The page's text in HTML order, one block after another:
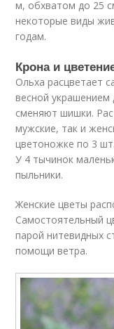
м, обхватом до 25
некоторые виды
годам.
Крона и
Ольха расцветает
весной украшением
сменяют шишки.
мужские, так и
цветоножке по 3
У 4 тычинок
пыльники.
Женские цветы
Самостоятельный
парой нитевидных
помощи ветра.